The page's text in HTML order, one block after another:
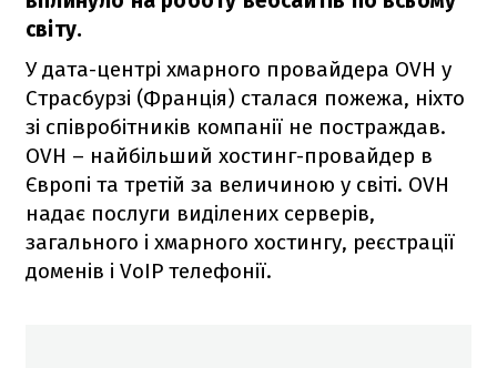
світу.
У дата-центрі хмарного провайдера OVH у
Страсбурзі (Франція) сталася пожежа, ніхто
зі співробітників компанії не постраждав.
OVH – найбільший хостинг-провайдер в
Європі та третій за величиною у світі. OVH
надає послуги виділених серверів,
загального і хмарного хостингу, реєстрації
доменів і VoIP телефонії.